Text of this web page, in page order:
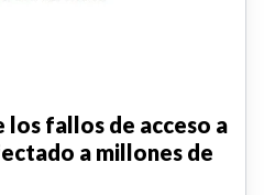
los fallos de acceso a
a millones de